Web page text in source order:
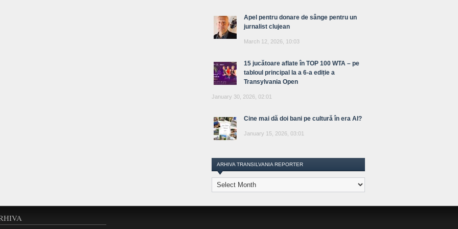
Apel pentru donare de sânge pentru un
jurnalist clujean
March 12, 2026, 10:03
15 jucătoare aflate în TOP 100 WTA – pe
tabloul principal la a 6-a ediție a
Transylvania Open
January 30, 2026, 02:01
Cine mai dă doi bani pe cultură în era AI?
January 15, 2026, 03:01
ARHIVA TRANSILVANIA REPORTER
Arhiva
Transilvania